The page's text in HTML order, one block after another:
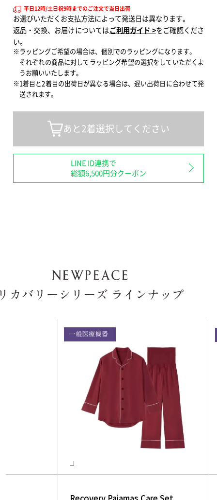
平日12時/土日祝9時までのご注文で当日出荷
お選びいただくお支払方法によって発送日は異なります。
返品・交換、お届けについては ご利用ガイド >をご確認くださ
い。
※ラッピングご希望の場合は、個別でのラッピングになります。
それぞれの商品に対してラッピング希望の選択をしていただくよ
うお願いいたします。
※1着目と2着目の出荷日が異なる場合は、遅い出荷日に合わせて発
送されます。
あと2着選択してください
LINE ID連携で
総額6,500円分クーポン